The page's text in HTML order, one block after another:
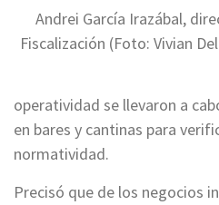
Andrei García Irazábal,
Fiscalización (Foto: Vivian
operatividad se llevaron a
en bares y cantinas para
normatividad.
Precisó que de los negocios